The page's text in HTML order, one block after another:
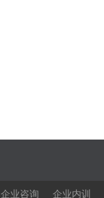
企业咨询 企业内训